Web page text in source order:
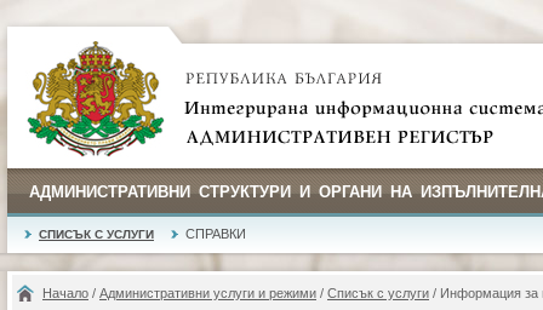
АДМИНИСТРАТИВНИ СТРУКТУРИ И ОРГАНИ НА
СПИСЪК С УСЛУГИ СПРАВКИ
Начало / Административни услуги и режими / Списък с услуги / Информация за